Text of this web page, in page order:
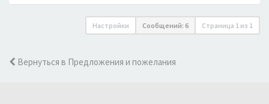
Настройки Сообщений: 6 Страница 1 из 1
Вернуться в Предложения и пожелания